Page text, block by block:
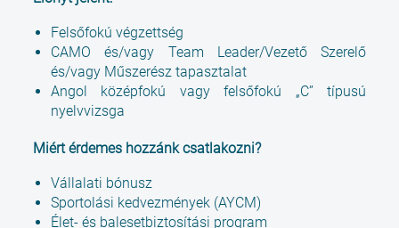
Felsőfokú végzettség
CAMO és/vagy Team Leader/Vezető Szerelő
és/vagy Műszerész tapasztalat
Angol középfokú vagy felsőfokú „C” típusú
nyelvvizsga
Miért érdemes hozzánk csatlakozni?
Vállalati bónusz
Sportolási kedvezmények (AYCM)
Élet- és balesetbiztosítási program